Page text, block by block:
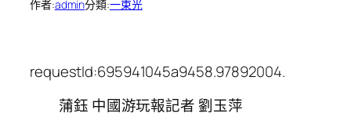
作者:admin分類:一束光
requestId:695941045a9458.97892004.
蒲鈺 中國游玩報記者 劉玉萍